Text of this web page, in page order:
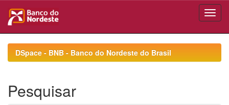
navigationDSpace - BNB - Banco do Nordeste do Brasil
Pesquisar